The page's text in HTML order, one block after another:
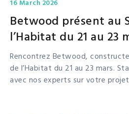
16 March 2026
Betwood présent au
l’Habitat du 21 au 23
Rencontrez Betwood,
de l’Habitat du 21 au 23 mars.
avec nos experts sur votre